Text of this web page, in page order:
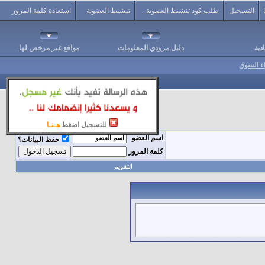
للتسجيل اضغط هـنـا
التسجيل طلب كود تنشيط العضوية تنشيط العضوية استعادة كلمة المرور
دليل مزودي المعلومات مواقع غير مرخص لها
السوق
اسم العضو
حفظ البيانات؟
كلمة المرور
التقويم